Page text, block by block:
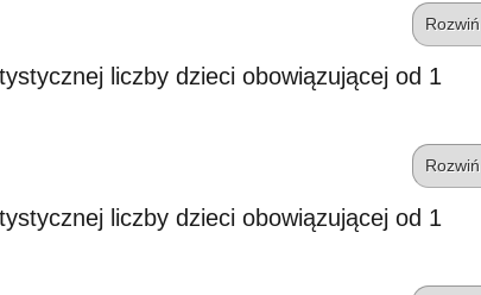
Rozwiń
liczby dzieci obowiązującej od 1
Rozwiń
liczby dzieci obowiązującej od 1